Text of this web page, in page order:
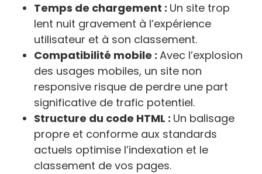
Temps de chargement : Un site trop
lent nuit gravement à l’expérience
utilisateur et à son classement.
Compatibilité mobile : Avec l’explosion
des usages mobiles, un site non
responsive risque de perdre une part
significative de trafic potentiel.
Structure du code HTML : Un balisage
propre et conforme aux standards
actuels optimise l’indexation et le
classement de vos pages.